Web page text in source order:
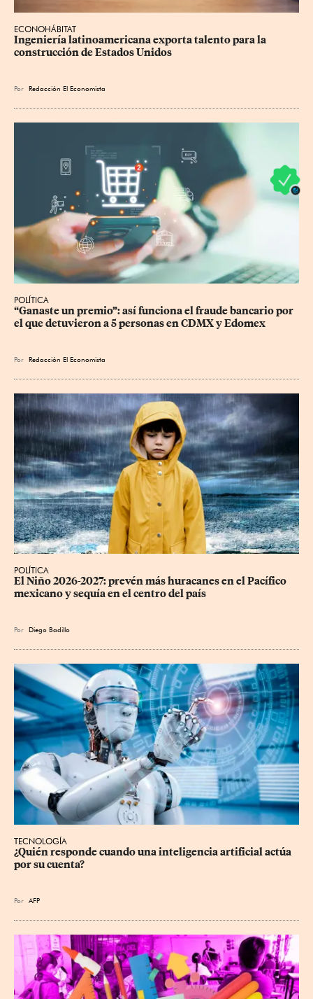
ECONOHÁBITAT
Ingeniería latinoamericana exporta talento para la
construcción de Estados Unidos
Por Redacción El Economista
POLÍTICA
“Ganaste un premio”: así funciona el fraude bancario por
el que detuvieron a 5 personas en CDMX y Edomex
Por Redacción El Economista
POLÍTICA
El Niño 2026-2027: prevén más huracanes en el Pacífico
mexicano y sequía en el centro del país
Por Diego Badillo
TECNOLOGÍA
¿Quién responde cuando una inteligencia artificial actúa
por su cuenta?
Por AFP